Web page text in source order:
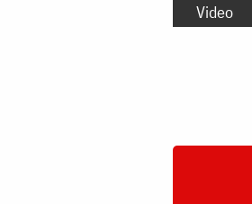
Video